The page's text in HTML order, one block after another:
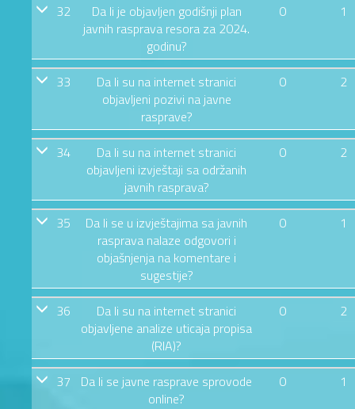
32
Da li je objavljen godišnji plan
javnih rasprava resora za 2024.
godinu?
0 1
33
Da li su na internet stranici
objavljeni pozivi na javne
rasprave?
0 2
34
Da li su na internet stranici
objavljeni izvještaji sa održanih
javnih rasprava?
0 2
35
Da li se u izvještajima sa javnih
rasprava nalaze odgovori i
objašnjenja na komentare i
sugestije?
0 1
36
Da li su na internet stranici
objavljene analize uticaja propisa
(RIA)?
0 2
37
Da li se javne rasprave sprovode
online?
0 1